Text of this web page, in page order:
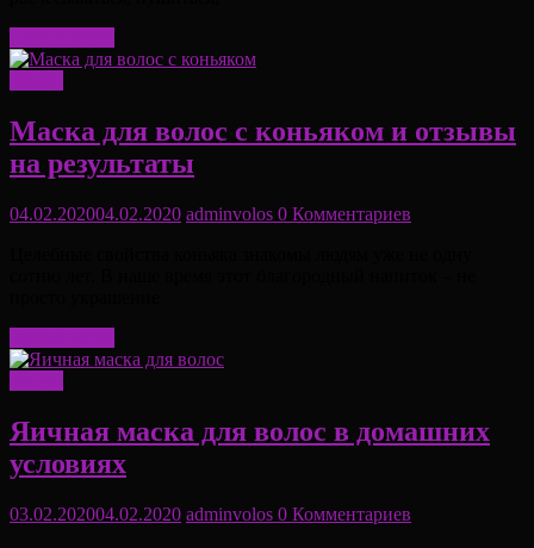
Маска для волос с коньяком и отзывы
на результаты
04.02.202004.02.2020 adminvolos 0 Комментариев
Яичная маска для волос в домашних
условиях
03.02.202004.02.2020 adminvolos 0 Комментариев